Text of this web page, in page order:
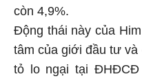
còn 4,9%.
Động thái này của
tâm của giới đầu tư và
tỏ lo ngại tại ĐHĐCĐ